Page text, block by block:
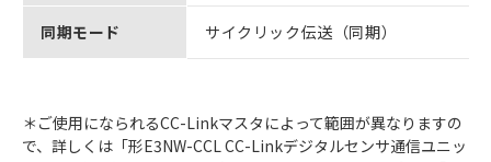
同期モード サイクリック伝送（同期）
＊ご使用になられるCC-Linkマスタによって範囲が異なりますの
で、詳しくは「形E3NW-CCL CC-Linkデジタルセンサ通信ユニッ